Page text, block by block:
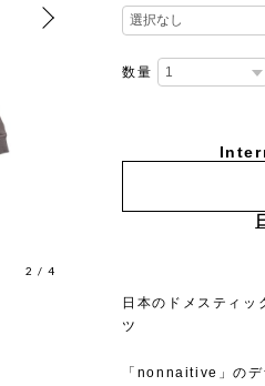
3 /4
数量
日本のドメスティ
ツ
「nonnaitive」の